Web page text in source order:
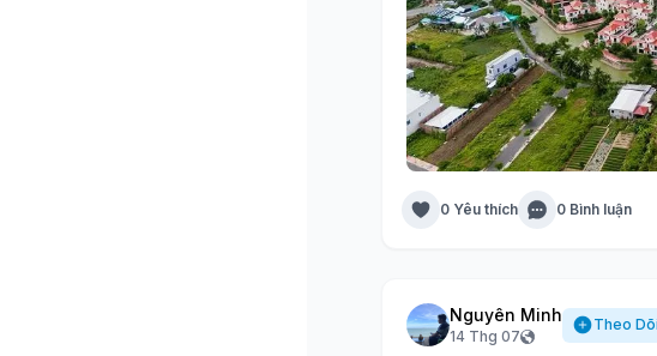
0 Yêu thích 0 Bình luận
Nguyên Minh
14 Thg 07
Theo Dõi